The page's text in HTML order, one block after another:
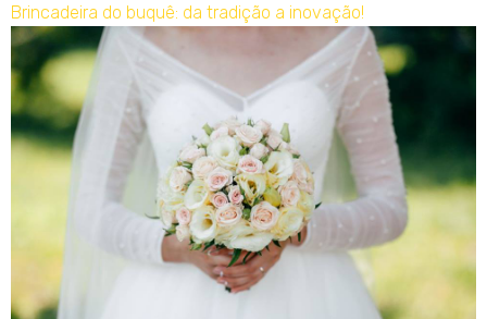
Brincadeira do buquê: da tradição a inovação!